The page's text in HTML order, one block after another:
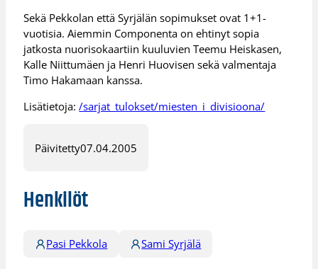
Sekä Pekkolan että Syrjälän sopimukset ovat 1+1-
vuotisia. Aiemmin Componenta on ehtinyt sopia
jatkosta nuorisokaartiin kuuluvien Teemu Heiskasen,
Kalle Niittumäen ja Henri Huovisen sekä valmentaja
Timo Hakamaan kanssa.
Lisätietoja:/sarjat_tulokset/miesten_i_divisioona/
Päivitetty07.04.2005
Henkilöt
Pasi Pekkola Sami Syrjälä